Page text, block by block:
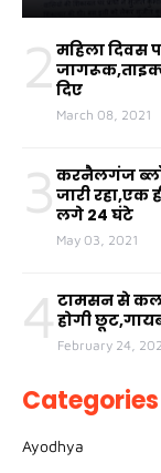
2 महिला दिवस
दिए
March 08, 2021
3 करनैलगंज
जारी रहा,एक
लगे 24 घंटे
May 03, 2021
4 टामसन से कल
होगी
February 24,
Categories
Ayodhya